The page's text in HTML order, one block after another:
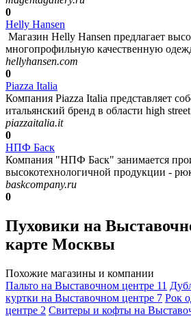
0
Helly Hansen
Магазин Helly Hansen предлагает
многопрофильную качественную
hellyhansen.com
0
Piazza Italia
Компания Piazza Italia представляет
итальянский бренд в области high
piazzaitalia.it
0
НПФ Баск
Компания "НПФ Баск" занимается
высокотехнологичной продукции -
baskcompany.ru
0
Пуховики на
карте Москвы
Похожие магазины и компании
Пальто на Выставочном центре 11
куртки на Выставочном центре 7 Рок
центре 2 Свитеры и кофты на